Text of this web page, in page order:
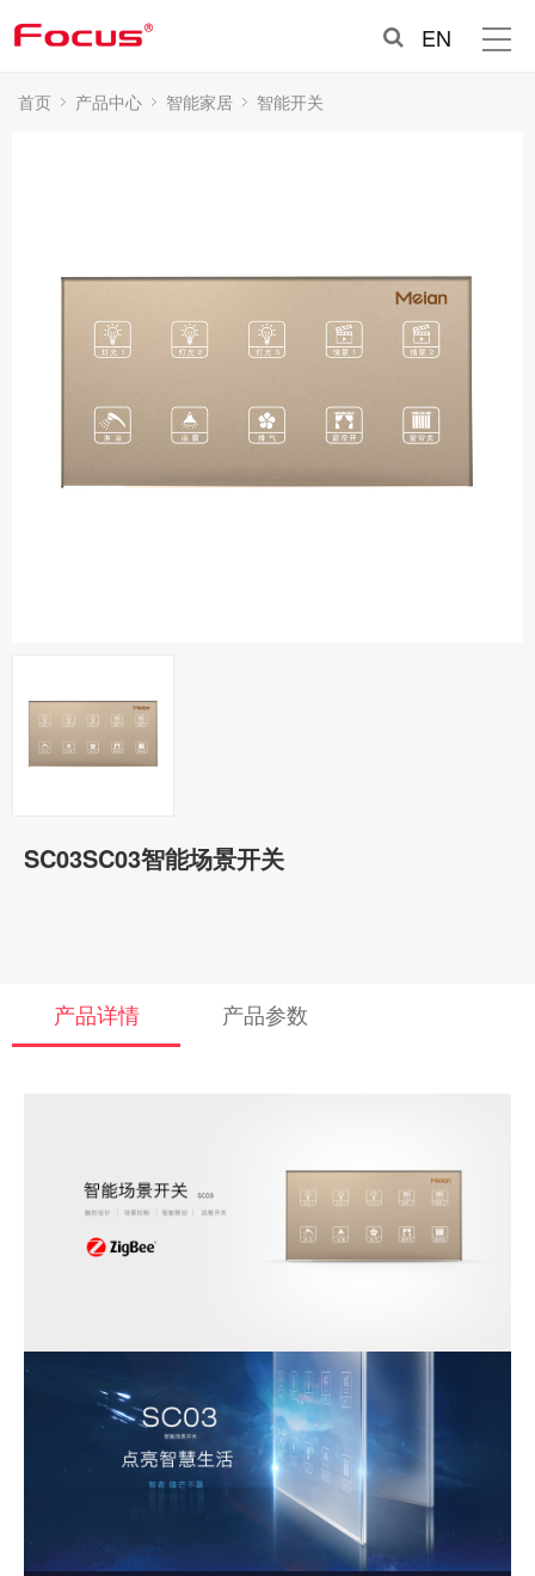
EN
首页 产品中心 智能家居 智能开关
SC03SC03智能场景开关
产品详情 产品参数